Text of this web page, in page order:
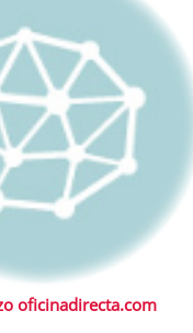
oficinadirecta.com